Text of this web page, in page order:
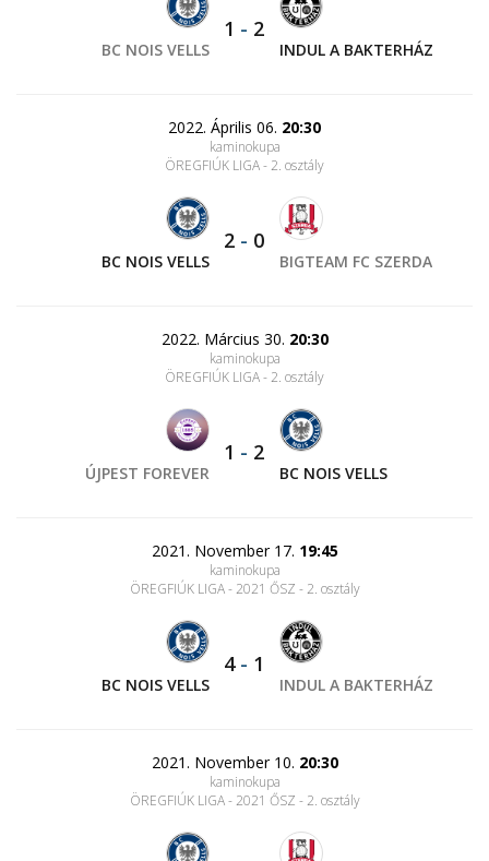
BC NOIS VELLS
1 - 2
INDUL A BAKTERHÁZ
2022. Április 06. 20:30
kaminokupa
ÖREGFIÚK LIGA - 2. osztály
BC NOIS VELLS
2 - 0
BIGTEAM FC SZERDA
2022. Március 30. 20:30
kaminokupa
ÖREGFIÚK LIGA - 2. osztály
ÚJPEST FOREVER
1 - 2
BC NOIS VELLS
2021. November 17. 19:45
kaminokupa
ÖREGFIÚK LIGA - 2021 ŐSZ - 2. osztály
BC NOIS VELLS
4- 1
INDUL A BAKTERHÁZ
2021. November 10. 20:30
kaminokupa
ÖREGFIÚK LIGA - 2021 ŐSZ - 2. osztály